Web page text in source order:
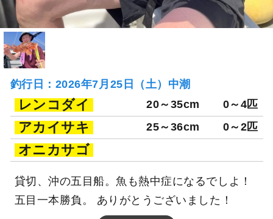
釣行日：2026年7月25日（土）中潮
レンコダイ 20～35cm 0～4匹
アカイサキ 25～36cm 0～2匹
オニカサゴ
貸切、沖の五目船。魚も熱中症になるでしよ！
五目一本勝負。 ありがとうございました！